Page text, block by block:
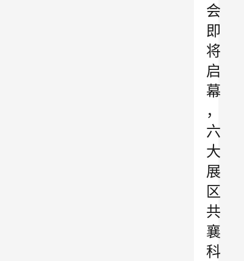
会
即
将
启
幕
，
六
大
展
区
共
襄
科